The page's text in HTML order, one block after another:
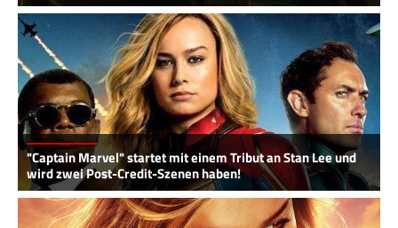
"Captain Marvel" startet mit einem Tribut an Stan Lee und
wird zwei Post-Credit-Szenen haben!